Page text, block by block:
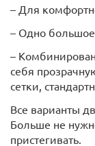
– Для
– Одно большое
–
себя
сетки,
Все варианты
Больше не
пристегивать.